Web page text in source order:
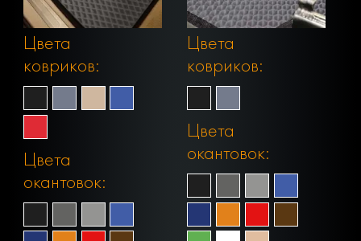
Цвета
ковриков:
Цвета
окантовок:
Цвета
ковриков:
Цвета
окантовок: